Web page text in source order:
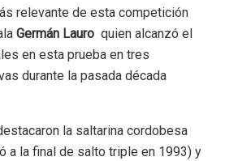
relevante de esta competición
Germán Lauroquien alcanzó el
en esta prueba en tres
durante la pasada década
la saltarina cordobesa
a la final de salto triple en 1993) y